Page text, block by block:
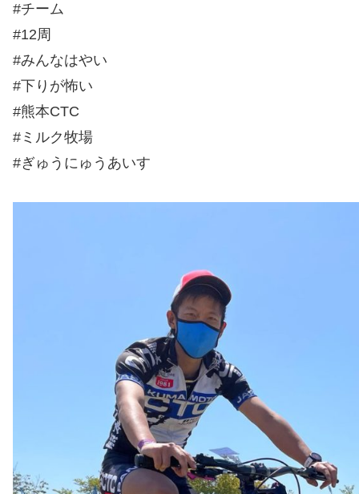
#チーム
#12周
#みんなはやい
#下りが怖い
#熊本CTC
#ミルク牧場
#ぎゅうにゅうあいす